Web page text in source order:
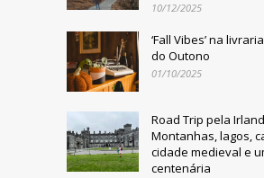
10/12/2025
‘Fall Vibes’ na
do Outono
01/10/2025
Road Trip pela
Montanhas, lagos,
cidade medieval e
centenária